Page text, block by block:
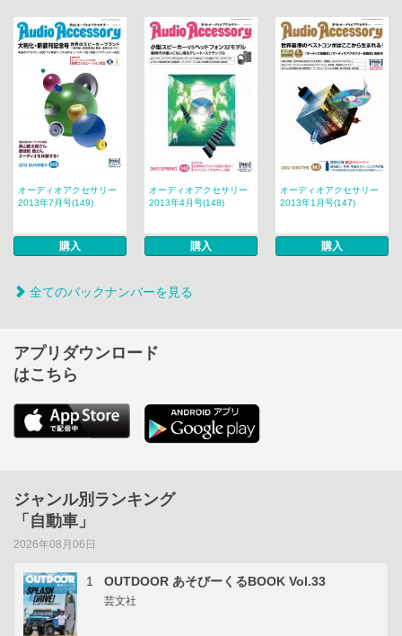
オーディオアクセサリー
2013年7月号(149)
購入
オーディオアクセサリー
2013年4月号(148)
購入
オーディオアクセサリー
2013年1月号(147)
購入
全てのバックナンバーを見る
アプリダウンロード
はこちら
ジャンル別ランキング
「自動車」
2026年08月06日
1 OUTDOOR あそびーくるBOOK Vol.33
芸文社